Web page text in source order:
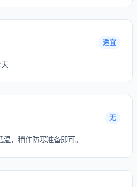
适宜
无
，稍作防寒准备即可。